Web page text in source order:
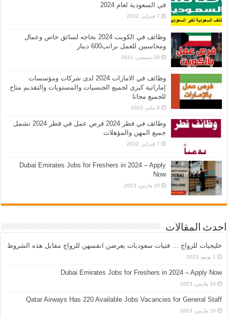
في السعودية لعام 2024
7 فبراير، 2022
وظائف في الكويت 2024 بحاجه لسائق خاص وعمال
ومحاسبين للعمل براتب600 دينار
20 ديسمبر، 2021
وظائف في الامارات 2024 لدى شركات ومؤسسات
إماراتية كبرى لجميع الجنسيات والمستويات والتقديم متاح
للجميع مجانا
6 يناير، 2022
وظائف في قطر 2024 فرص عمل في قطر 2024 تشمل
جميع المهن والمؤهلات
7 فبراير، 2022
Dubai Emirates Jobs for Freshers in 2024 – Apply
Now
10 مارس، 2023
احدث المقالات
خليجيات للزواج … فتيات سعوديات يعرضن انفسهن للزواج مقابل هذه الشروط
1 يونيو، 2023
Dubai Emirates Jobs for Freshers in 2024 – Apply Now
10 مارس، 2023
Qatar Airways Has 220 Available Jobs Vacancies for General Staff
10 مارس، 2023